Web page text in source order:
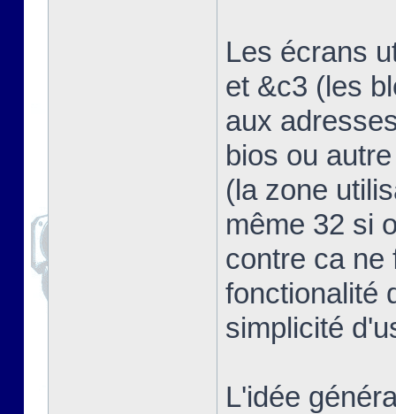
Les écrans
et &c3 (les
aux
bios ou
(la zone
même 32 si
contre ca ne
fonctionalité
simplicité
L'idée